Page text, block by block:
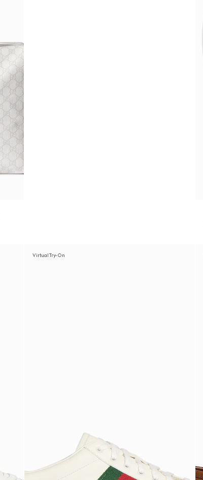
Virtual Try-On